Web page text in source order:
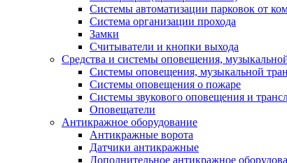
Системы автоматизации парковок от
Система организации прохода
Замки
Считыватели и кнопки выхода
Средства и системы оповещения,
Системы оповещения, музыкальной
Системы оповещения о пожаре
Системы звукового оповещения и
Оповещатели
Антикражное оборудование
Антикражные ворота
Датчики антикражные
Дополнительное антикражное